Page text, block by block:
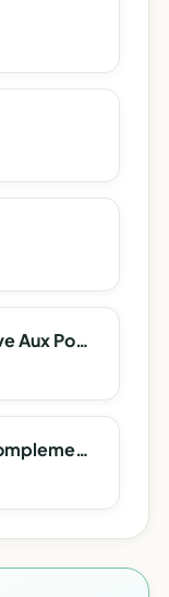
Association Forhom Alternative Aux Poursuites Judiciaires (Fapj)
Association Forhom Peines Complementaires